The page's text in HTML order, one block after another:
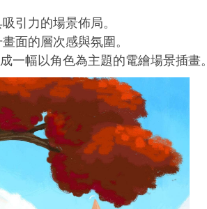
引力的場景佈局。
面的層次感與氛圍。
一幅以角色為主題的電繪場景插畫。